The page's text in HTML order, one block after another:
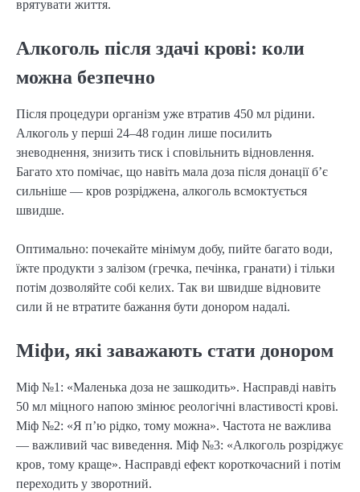
врятувати життя.
Алкоголь після здачі крові: коли
можна безпечно
Після процедури організм уже втратив 450 мл рідини.
Алкоголь у перші 24–48 годин лише посилить
зневоднення, знизить тиск і сповільнить відновлення.
Багато хто помічає, що навіть мала доза після донації б’є
сильніше — кров розріджена, алкоголь всмоктується
швидше.
Оптимально: почекайте мінімум добу, пийте багато води,
їжте продукти з залізом (гречка, печінка, гранати) і тільки
потім дозволяйте собі келих. Так ви швидше відновите
сили й не втратите бажання бути донором надалі.
Міфи, які заважають стати донором
Міф №1: «Маленька доза не зашкодить». Насправді навіть
50 мл міцного напою змінює реологічні властивості крові.
Міф №2: «Я п’ю рідко, тому можна». Частота не важлива
— важливий час виведення. Міф №3: «Алкоголь розріджує
кров, тому краще». Насправді ефект короткочасний і потім
переходить у зворотний.